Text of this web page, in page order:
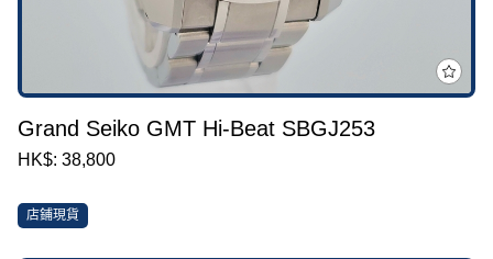
Grand Seiko GMT Hi-Beat SBGJ253
HK$: 38,800
店鋪現貨